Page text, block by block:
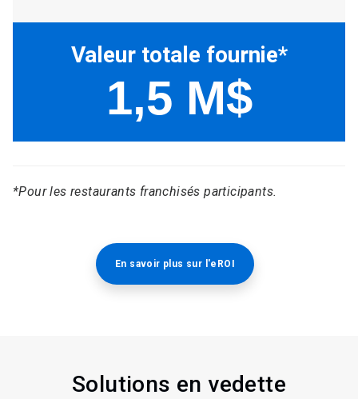
*Pour les restaurants franchisés participants.
En savoir plus sur l'eROI
Solutions en vedette